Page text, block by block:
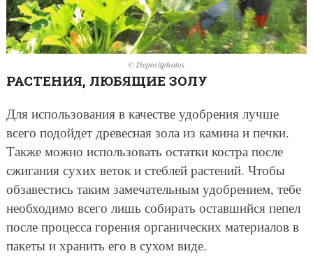
© Depositphotos
РАСТЕНИЯ, ЛЮБЯЩИЕ ЗОЛУ
Для использования в качестве удобрения лучше
всего подойдет древесная зола из камина и печки.
Также можно использовать остатки костра после
сжигания сухих веток и стеблей растений. Чтобы
обзавестись таким замечательным удобрением, тебе
необходимо всего лишь собирать оставшийся пепел
после процесса горения органических материалов в
пакеты и хранить его в сухом виде.